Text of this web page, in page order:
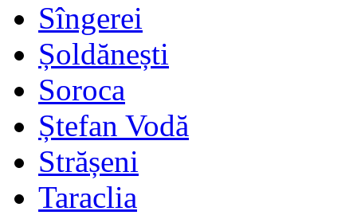
Sîngerei
Șoldănești
Soroca
Ștefan Vodă
Strășeni
Taraclia